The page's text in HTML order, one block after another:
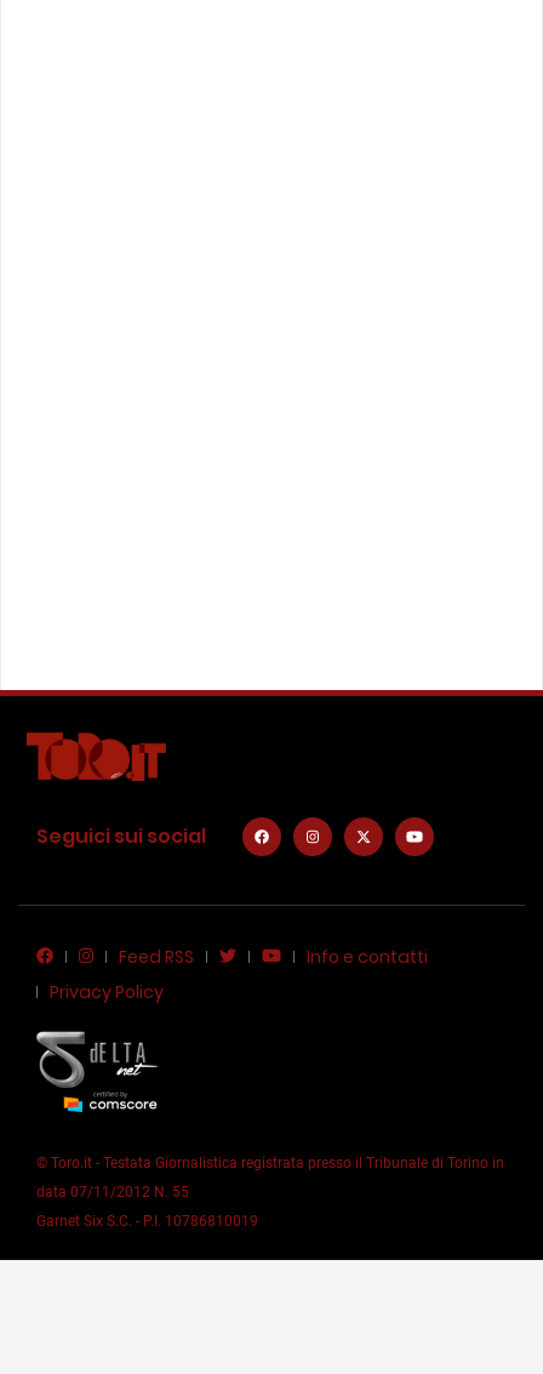
Seguici sui social
Feed RSS
Info e contatti
Privacy Policy
© Toro.it - Testata Giornalistica registrata presso il Tribunale di Torino in
data 07/11/2012 N. 55
Garnet Six S.C. - P.I. 10786810019